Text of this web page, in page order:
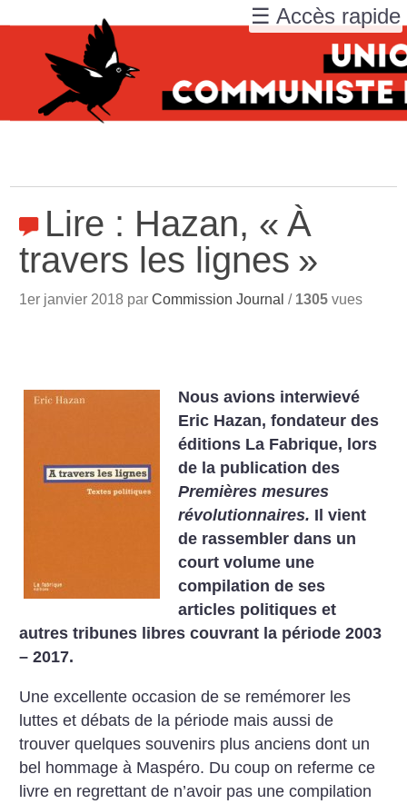
Lire : Hazan, « À
travers les lignes »
1er janvier 2018 parCommission Journal / 1305 vues
Nous avions interwievé
Eric Hazan, fondateur des
éditions La Fabrique, lors
de la publication des
Premières mesures
révolutionnaires. Il vient
de rassembler dans un
court volume une
compilation de ses
articles politiques et
autres tribunes libres couvrant la période 2003
– 2017.
Une excellente occasion de se remémorer les
luttes et débats de la période mais aussi de
trouver quelques souvenirs plus anciens dont un
bel hommage à Maspéro. Du coup on referme ce
livre en regrettant de n’avoir pas une compilation
☰ Accès rapide